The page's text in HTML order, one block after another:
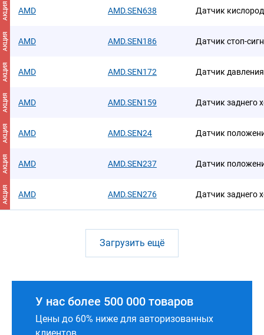
АКЦИЯ AMD AMD.SEN638 Датчик
АКЦИЯ AMD AMD.SEN186 Датчик стоп-
АКЦИЯ AMD AMD.SEN172 Датчик
АКЦИЯ AMD AMD.SEN159 Датчик заднего
АКЦИЯ AMD AMD.SEN24 Датчик
АКЦИЯ AMD AMD.SEN237 Датчик
АКЦИЯ AMD AMD.SEN276 Датчик заднего
Загрузить ещё
У нас более 500 000 товаров
Цены до 60% ниже для авторизованных